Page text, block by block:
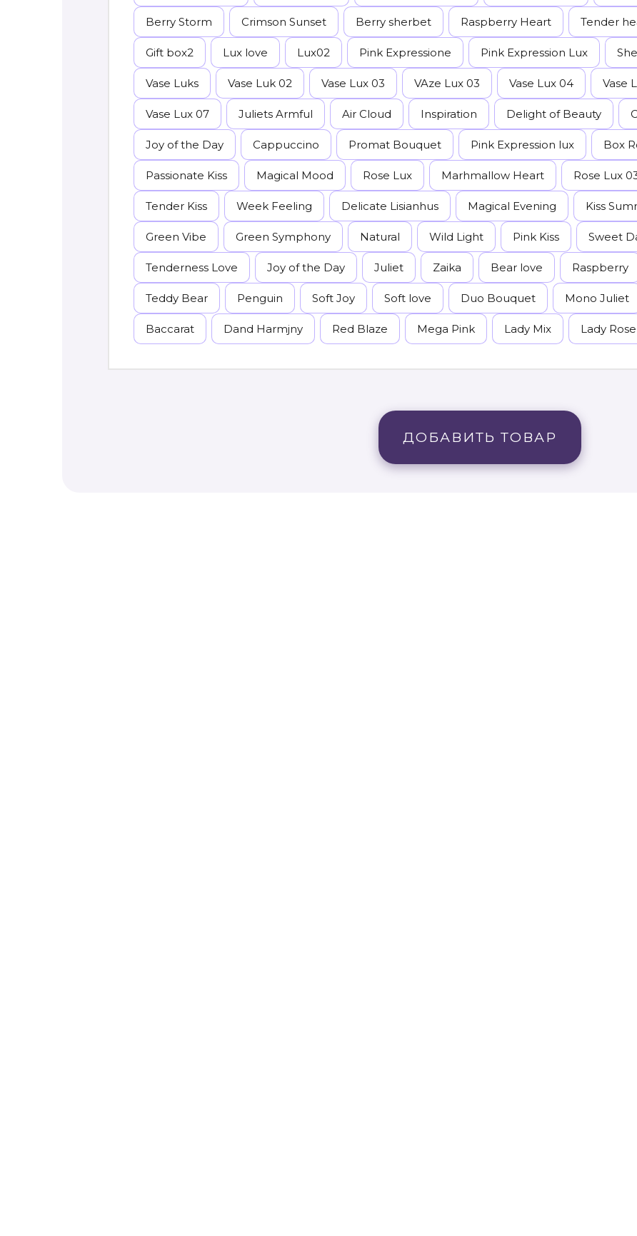
Berry Storm Crimson Sunset Berry sherbet Raspberry Heart Tender
Gift box2 Lux love Lux02 Pink Expressione Pink Expression Lux
Vase Luks Vase Luk 02 Vase Lux 03 VAze Lux 03 Vase Lux 04 Vase
Vase Lux 07 Juliets Armful Air Cloud Inspiration Delight of Beauty
Joy of the Day Cappuccino Promat Bouquet Pink Expression lux Box
Passionate Kiss Magical Mood Rose Lux Marhmallow Heart Rose Lux
Tender Kiss Week Feeling Delicate Lisianhus Magical Evening Kiss
Green Vibe Green Symphony Natural Wild Light Pink Kiss Sweet
Tenderness Love Joy of the Day Juliet Zaika Bear love Raspberry
Teddy Bear Penguin Soft Joy Soft love Duo Bouquet Mono Juliet
Baccarat Dand Harmjny Red Blaze Mega Pink Lady Mix Lady Rose
ДОБАВИТЬ ТОВАР